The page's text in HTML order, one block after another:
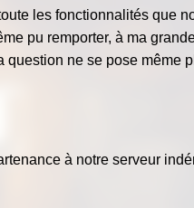
les fonctionnalités que
pu remporter, à ma
ne se pose même
à notre serveur